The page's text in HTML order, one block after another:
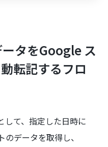
タをGoogle ス
転記するフロ
して、指定した日時に
データを取得し、